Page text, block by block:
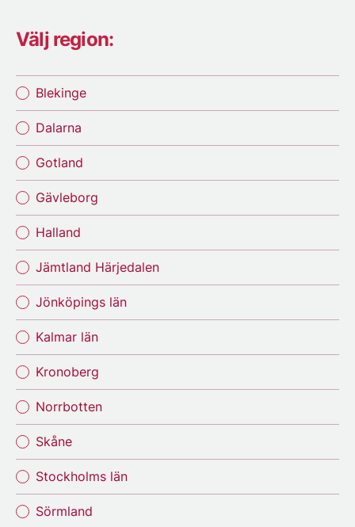
Välj region:
Blekinge
Dalarna
Gotland
Gävleborg
Halland
Jämtland Härjedalen
Jönköpings län
Kalmar län
Kronoberg
Norrbotten
Skåne
Stockholms län
Sörmland